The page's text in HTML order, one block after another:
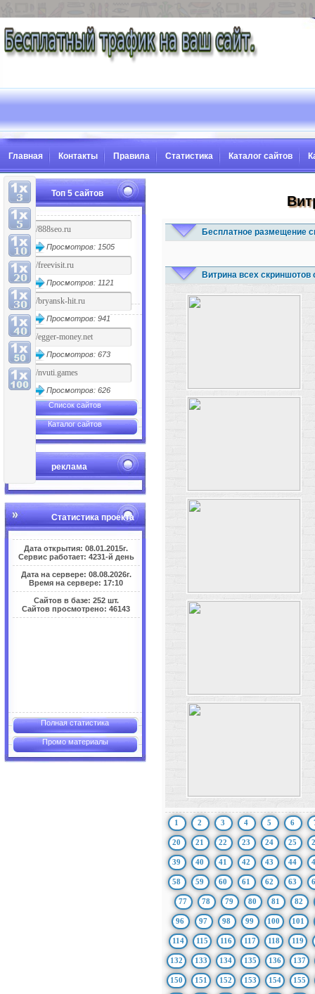
Главная Контакты Правила Статистика Каталог сайтов
Топ 5 сайтов
Просмотров: 1505
Просмотров: 1121
Просмотров: 941
Просмотров: 673
Просмотров: 626
Список сайтов
Каталог сайтов
реклама
Статистика проекта
Дата открытия: 08.01.2015г.
Сервис работает: 4231-й день
Дата на сервере: 08.08.2026г.
Время на сервере: 17:10
Сайтов в базе: 252 шт.
Сайтов просмотрено: 46143
Полная статистика
Промо материалы
Бесплатное размещение
Витрина всех скриншотов
1 2 3 4 5 6
20 21 22 23 24 25
39 40 41 42 43 44
58 59 60 61 62 63
77 78 79 80 81 82
96 97 98 99 100 101
114 115 116 117 118 119
132 133 134 135 136 137
150 151 152 153 154 155